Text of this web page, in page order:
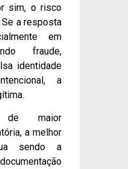
sim, o risco
a resposta
em
fraude,
identidade
a
de maior
a melhor
sendo a